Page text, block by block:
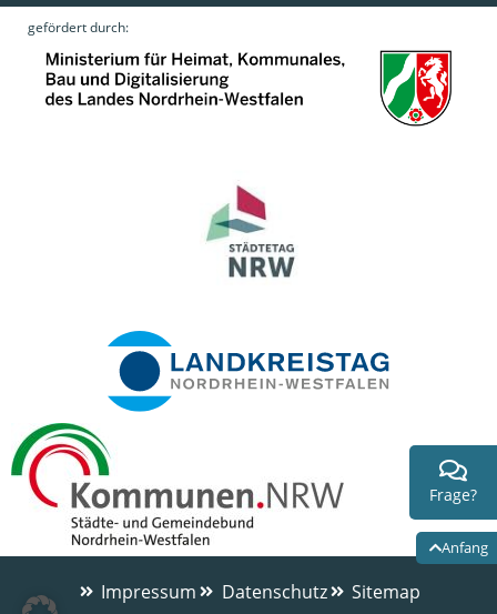
gefördert durch:
Impressum Datenschutz Sitemap
Frage?
Anfang